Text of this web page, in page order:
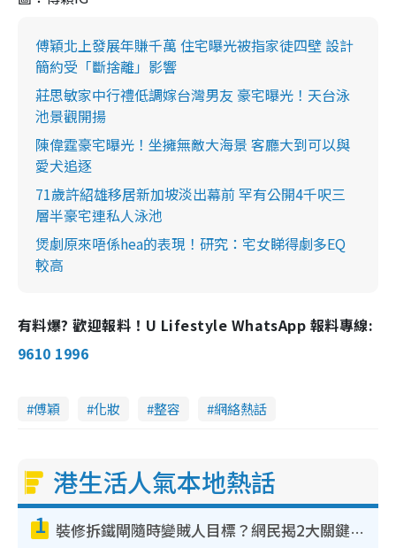
傅穎北上發展年賺千萬 住宅曝光被指家徒四壁 設計
簡約受「斷捨離」影響
莊思敏家中行禮低調嫁台灣男友 豪宅曝光！天台泳
池景觀開揚
陳偉霆豪宅曝光！坐擁無敵大海景 客廳大到可以與
愛犬追逐
71歲許紹雄移居新加坡淡出幕前 罕有公開4千呎三
層半豪宅連私人泳池
煲劇原來唔係hea的表現！研究：宅女睇得劇多EQ
較高
有料爆? 歡迎報料！U Lifestyle WhatsApp 報料專線:
9610 1996
傅穎 化妝 整容 網絡熱話
港生活人氣本地熱話
1 裝修拆鐵閘隨時變賊人目標？網民揭2大關鍵用途：裝新式等於白裝？附新舊鐵閘分別